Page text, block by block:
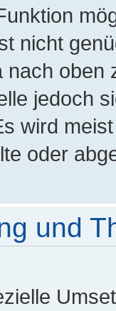
nicht
nach oben
jedoch
wird
oder
und